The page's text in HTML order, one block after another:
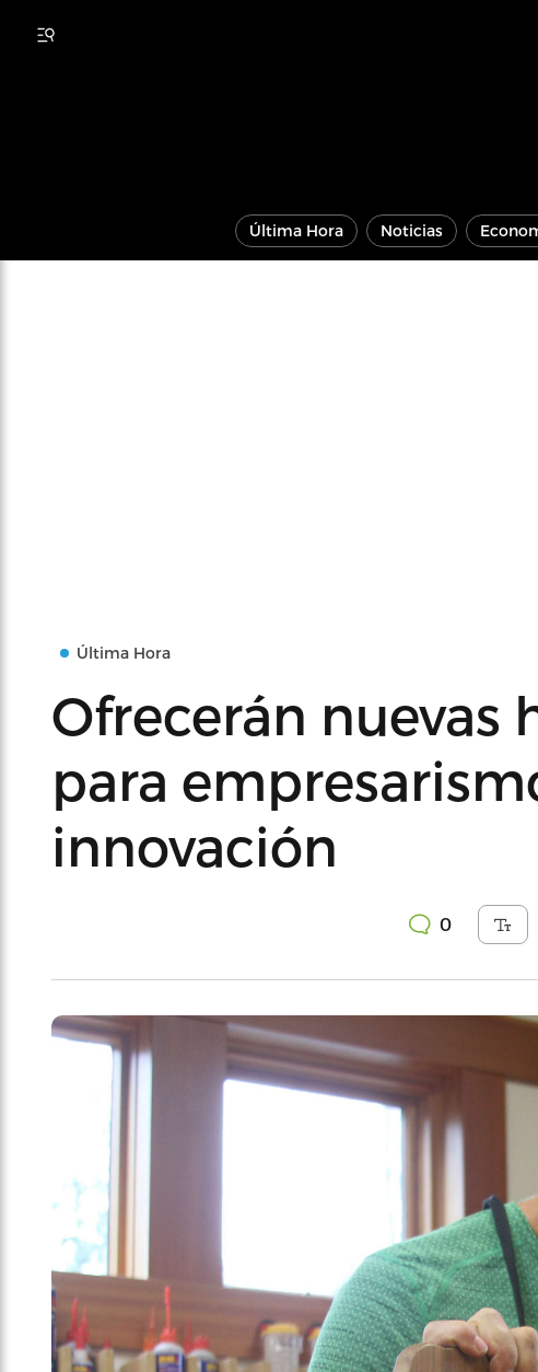
Última Hora Noticias
Última Hora
Ofrecerán nuevas
para
innovación
0